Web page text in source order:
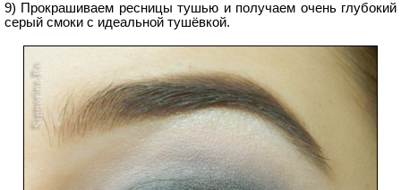
9) Прокрашиваем ресницы тушью и получаем очень глубокий
серый смоки с идеальной тушёвкой.